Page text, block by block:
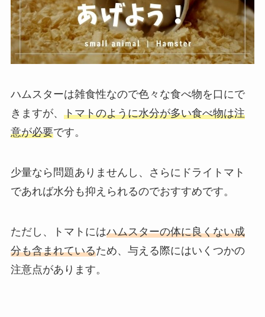
ハムスターは雑食性なので色々な食べ物を口にで
きますが、 トマトのように水分が多い食べ物は注
意が必要です。
少量なら問題ありませんし、さらにドライトマト
であれば水分も抑えられるのでおすすめです。
ただし、トマトにはハムスターの体に良くない成
分も含まれているため、与える際にはいくつかの
注意点があります。